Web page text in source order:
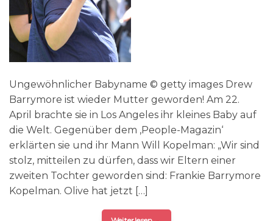
Ungewöhnlicher Babyname © getty images Drew
Barrymore ist wieder Mutter geworden! Am 22.
April brachte sie in Los Angeles ihr kleines Baby auf
die Welt. Gegenüber dem ‚People-Magazin‘
erklärten sie und ihr Mann Will Kopelman: „Wir sind
stolz, mitteilen zu dürfen, dass wir Eltern einer
zweiten Tochter geworden sind: Frankie Barrymore
Kopelman. Olive hat jetzt […]